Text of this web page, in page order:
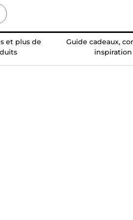
et plus de
Guide cadeaux,
inspiration